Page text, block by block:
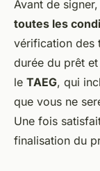
Avant de signer,
toutes les
vérification des
durée du prêt
le TAEG, qui
que vous ne
Une fois
finalisation du